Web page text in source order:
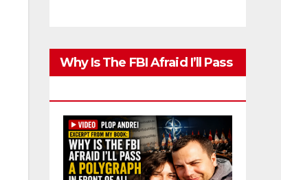
Why Is The FBI Afraid I’ll Pass